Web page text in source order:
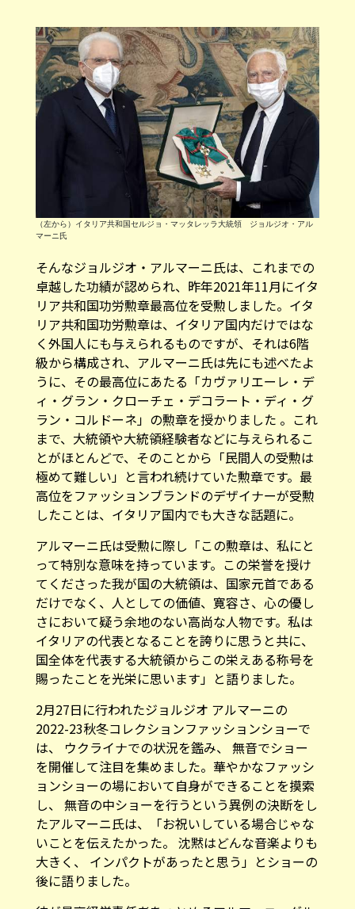
（左から）イタリア共和国セルジョ・マッタレッラ大統領 ジョルジオ・アル
マーニ氏
そんなジョルジオ・アルマーニ氏は、これまでの
卓越した功績が認められ、昨年2021年11月にイタ
リア共和国功労勲章最高位を受勲しました。イタ
リア共和国功労勲章は、イタリア国内だけではな
く外国人にも与えられるものですが、それは6階
級から構成され、アルマーニ氏は先にも述べたよ
うに、その最高位にあたる「カヴァリエーレ・デ
ィ・グラン・クローチェ・デコラート・ディ・グ
ラン・コルドーネ」の勲章を授かりました 。これ
まで、大統領や大統領経験者などに与えられるこ
とがほとんどで、そのことから「民間人の受勲は
極めて難しい」と言われ続けていた勲章です。最
高位をファッションブランドのデザイナーが受勲
したことは、イタリア国内でも大きな話題に。
アルマーニ氏は受勲に際し「この勲章は、私にと
って特別な意味を持っています。この栄誉を授け
てくださった我が国の大統領は、国家元首である
だけでなく、人としての価値、寛容さ、心の優し
さにおいて疑う余地のない高尚な人物です。私は
イタリアの代表となることを誇りに思うと共に、
国全体を代表する大統領からこの栄えある称号を
賜ったことを光栄に思います」と語りました。
2月27日に行われたジョルジオ アルマーニの
2022-23秋冬コレクションファッションショーで
は、 ウクライナでの状況を鑑み、 無音でショー
を開催して注目を集めました。華やかなファッシ
ョンショーの場において自身ができることを摸索
し、 無音の中ショーを行うという異例の決断をし
たアルマーニ氏は、「お祝いしている場合じゃな
いことを伝えたかった。 沈黙はどんな音楽よりも
大きく、 インパクトがあったと思う」とショーの
後に語りました。